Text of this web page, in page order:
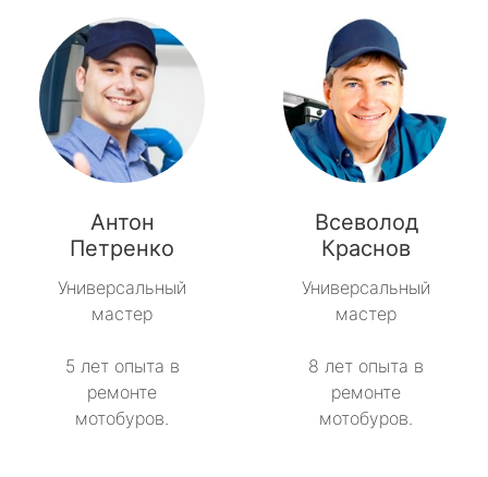
Антон
Петренко
Универсальный
мастер
5 лет опыта в
ремонте
мотобуров.
Всеволод
Краснов
Универсальный
мастер
8 лет опыта в
ремонте
мотобуров.